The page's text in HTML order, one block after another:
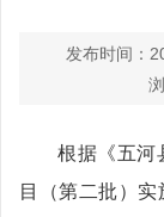
发布时间：
根据《五河
目（第二批）